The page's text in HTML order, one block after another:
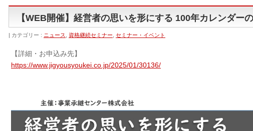
【WEB開催】経営者の思いを形にする 100年カレンダー
カテゴリー : ニュース 資格継続セミナー セミナー・イベント
【詳細・お申込み先】
https://www.jigyousyoukei.co.jp/2025/01/30136/